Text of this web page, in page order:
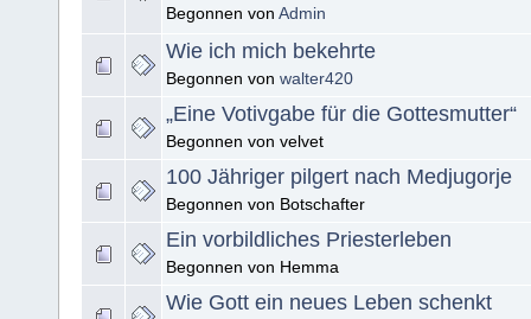
Begonnen von Admin
Wie ich mich bekehrte
Begonnen von walter420
„Eine Votivgabe für die Gottesmutter“
Begonnen von velvet
100 Jähriger pilgert nach Medjugorje
Begonnen von Botschafter
Ein vorbildliches Priesterleben
Begonnen von Hemma
Wie Gott ein neues Leben schenkt